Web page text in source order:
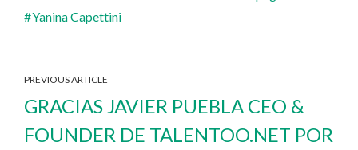
Yanina Capettini
PREVIOUS ARTICLE
GRACIAS JAVIER PUEBLA CEO &
FOUNDER DE TALENTOO.NET POR